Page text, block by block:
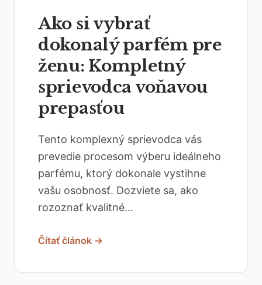
Ako si vybrať
dokonalý parfém pre
ženu: Kompletný
sprievodca voňavou
prepasťou
Tento komplexný sprievodca vás
prevedie procesom výberu ideálneho
parfému, ktorý dokonale vystihne
vašu osobnosť. Dozviete sa, ako
rozoznať kvalitné...
Čítať článok →